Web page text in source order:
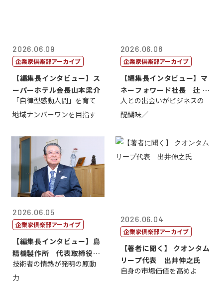
2026.06.09
企業家倶楽部アーカイブ
【編集長インタビュー】ス
ーパーホテル会長山本梁介
「自律型感動人間」を育て
地域ナンバーワンを目指す
2026.06.08
企業家倶楽部アーカイブ
【編集長インタビュー】マ
ネーフォワード社長 辻 庸
介
人との出会いがビジネスの
醍醐味／
2026.06.05
企業家倶楽部アーカイブ
【編集長インタビュー】島
精機製作所 代表取締役
社 長 島 正...
技術者の情熱が発明の原動
力
2026.06.04
企業家倶楽部アーカイブ
【著者に聞く】 クオンタム
リープ代表 出井伸之氏
自身の市場価値を高めよ